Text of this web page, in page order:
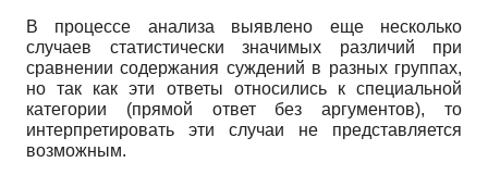
В процессе анализа выявлено еще несколько
случаев статистически значимых различий при
сравнении содержания суждений в разных группах,
но так как эти ответы относились к специальной
категории (прямой ответ без аргументов), то
интерпретировать эти случаи не представляется
возможным.